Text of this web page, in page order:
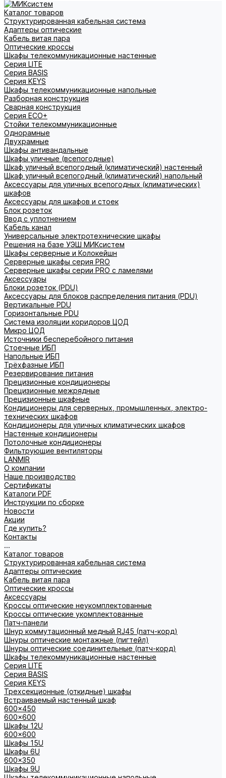
Каталог товаров
Структурированная кабельная система
Адаптеры оптические
Кабель витая пара
Оптические кроссы
Шкафы телекоммуникационные настенные
Cерия LITE
Cерия BASIS
Cерия KEYS
Шкафы телекоммуникационные напольные
Разборная конструкция
Сварная конструкция
Серия ECO+
Стойки телекоммуникационные
Однорамные
Двухрамные
Шкафы антивандальные
Шкафы уличные (всепогодные)
Шкаф уличный всепогодный (климатический) настенный
Шкаф уличный всепогодный (климатический) напольный
Аксессуары для уличных всепогодных (климатических)
шкафов
Аксессуары для шкафов и стоек
Блок розеток
Ввод с уплотнением
Кабель канал
Универсальные электротехнические шкафы
Решения на базе УЭШ МИКсистем
Шкафы серверные и Колокейшн
Серверные шкафы серия PRO
Серверные шкафы серии PRO с ламелями
Аксессуары
Блоки розеток (PDU)
Аксессуары для блоков распределения питания (PDU)
Вертикальные PDU
Горизонтальные PDU
Система изоляции коридоров ЦОД
Микро ЦОД
Источники бесперебойного питания
Стоечные ИБП
Напольные ИБП
Трёхфазные ИБП
Резервирование питания
Прецизионные кондиционеры
Прецизионные межрядные
Прецизионные шкафные
Кондиционеры для серверных, промышленных, электро-
технических шкафов
Кондиционеры для уличных климатических шкафов
Настенные кондиционеры
Потолочные кондиционеры
Фильтрующие вентиляторы
LANMIR
О компании
Наше производство
Сертификаты
Каталоги PDF
Инструкции по сборке
Новости
Акции
Где купить?
Контакты
...
Каталог товаров
Структурированная кабельная система
Адаптеры оптические
Кабель витая пара
Оптические кроссы
Аксессуары
Кроссы оптические неукомплектованные
Кроссы оптические укомплектованные
Патч-панели
Шнур коммутационный медный RJ45 (патч-корд)
Шнуры оптические монтажные (пигтейл)
Шнуры оптические соединительные (патч-корд)
Шкафы телекоммуникационные настенные
Cерия LITE
Cерия BASIS
Cерия KEYS
Трехсекционные (откидные) шкафы
Встраиваемый настенный шкаф
600x450
600x600
Шкафы 12U
600x600
Шкафы 15U
Шкафы 6U
600x350
Шкафы 9U